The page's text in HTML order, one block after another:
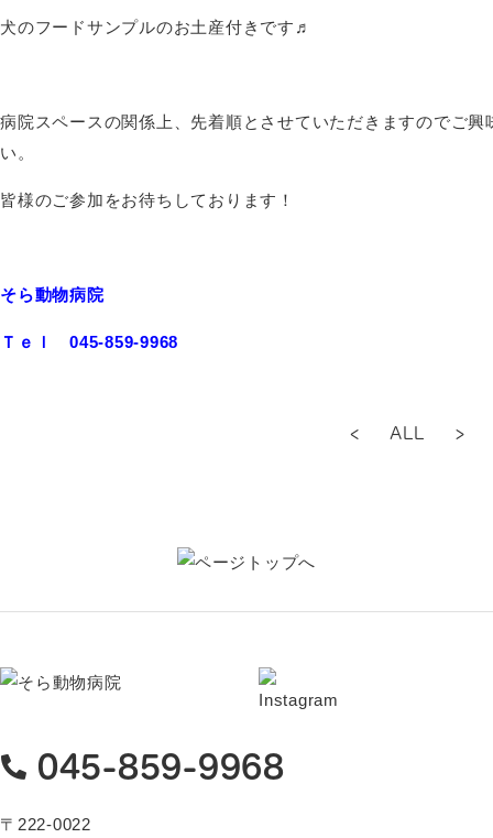
犬のフードサンプルのお土産付きです♬
病院スペースの関係上、先着順とさせていただきますのでご
い。
皆様のご参加をお待ちしております！
そら動物病院
Ｔｅｌ 045-859-9968
< ALL >
045-859-9968
〒222-0022